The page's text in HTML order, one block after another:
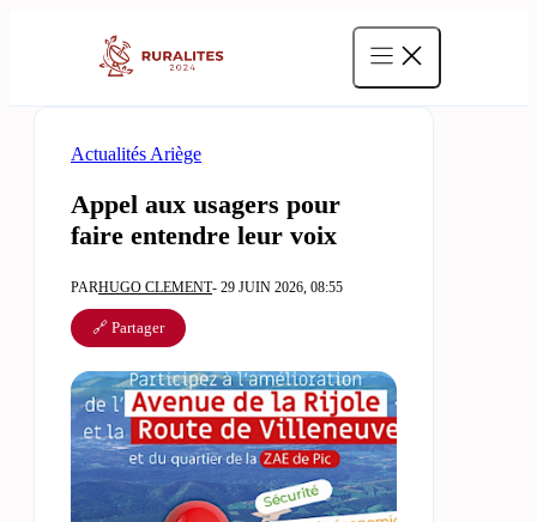
Actualités Ariège
Appel aux usagers pour
faire entendre leur voix
PARHUGO CLEMENT- 29 JUIN 2026, 08:55
🔗 Partager